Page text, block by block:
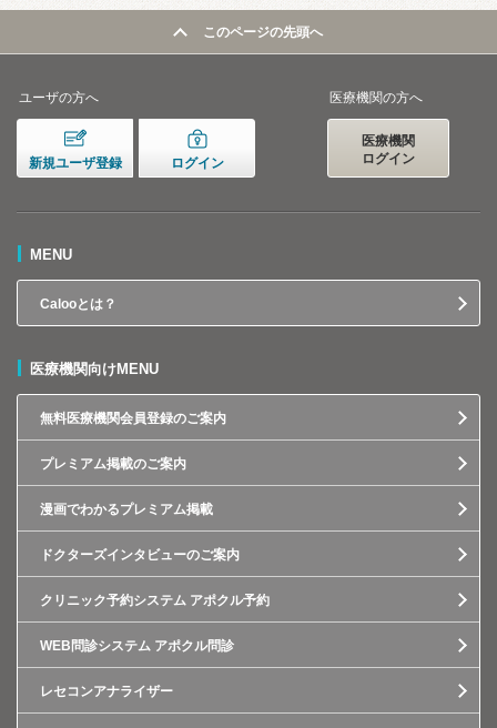
このページの先頭へ
ユーザの方へ
新規ユーザ登録 ログイン
医療機関の方へ
医療機関
ログイン
MENU
Calooとは？
医療機関向けMENU
無料医療機関会員登録のご案内
プレミアム掲載のご案内
漫画でわかるプレミアム掲載
ドクターズインタビューのご案内
クリニック予約システム アポクル予約
WEB問診システム アポクル問診
レセコンアナライザー